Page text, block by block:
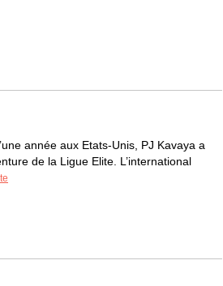
année aux Etats-Unis, PJ Kavaya a
de la Ligue Elite. L’international